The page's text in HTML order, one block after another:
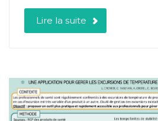
Lire la suite